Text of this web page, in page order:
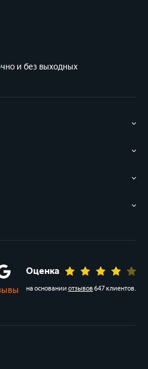
и без выходных
Оценка
на основании отзывов647 клиентов.